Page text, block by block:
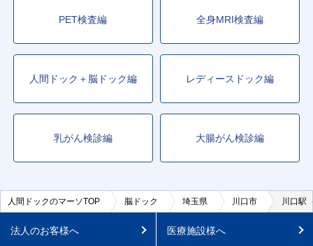
PET検査編 全身MRI検査編
人間ドック＋脳ドック編 レディースドック編
乳がん検診編 大腸がん検診編
人間ドックのマーソTOP 脳ドック 埼玉県 川口市 川口駅
法人のお客様へ 医療施設様へ